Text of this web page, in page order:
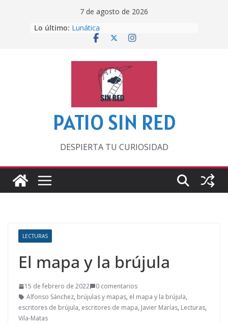
7 de agosto de 2026
Lo último: Lunática
Pero, hasta entonces…
‘La broma infinita’ de recomendar
lecturas veraniegas
Otra del Mundial
PATIO SIN RED
DESPIERTA TU CURIOSIDAD
LECTURAS
El mapa y la brújula
15 de febrero de 2022
0 comentarios
Alfonso Sánchez, brújulas y mapas, el mapa y la brújula,
escritores de brújula, escritores de mapa, Javier Marías, Lecturas,
Vila-Matas